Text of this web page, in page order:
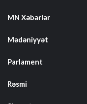
MN Xəbərlər
Mədəniyyət
Parlament
Rəsmi